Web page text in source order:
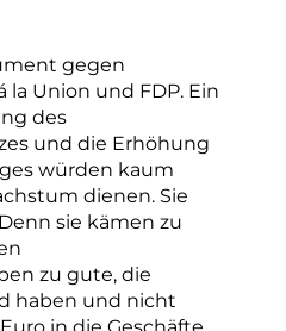
gegen
Union und FDP. Ein
des
und die Erhöhung
würden kaum
dienen. Sie
sie kämen zu
zu gute, die
haben und nicht